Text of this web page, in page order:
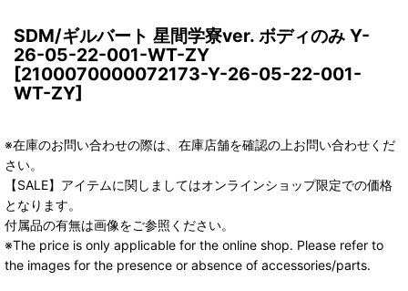
SDM/ギルバート 星間学寮ver. ボディのみ Y-
26-05-22-001-WT-ZY
[2100070000072173-Y-26-05-22-001-
WT-ZY]
※在庫のお問い合わせの際は、在庫店舗を確認の上お問い合わせくだ
さい。
【SALE】アイテムに関しましてはオンラインショップ限定での価格
となります。
付属品の有無は画像をご参照ください。
※The price is only applicable for the online shop. Please refer to
the images for the presence or absence of accessories/parts.